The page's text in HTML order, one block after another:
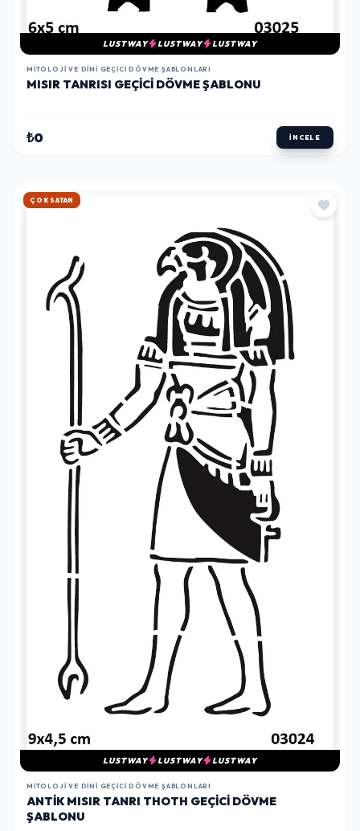
LUSTWAY LUSTWAY LUSTWAY
MITOLOJI VE DINI GEÇICI DÖVME ŞABLONLARI
MISIR TANRISI GEÇICI DÖVME ŞABLONU
₺0 İNCELE
HIZLI KARGO
LUSTWAY LUSTWAY LUSTWAY
MITOLOJI VE DINI GEÇICI DÖVME ŞABLONLARI
ANTIK MISIR TANRI THOTH GEÇICI DÖVME
ŞABLONU